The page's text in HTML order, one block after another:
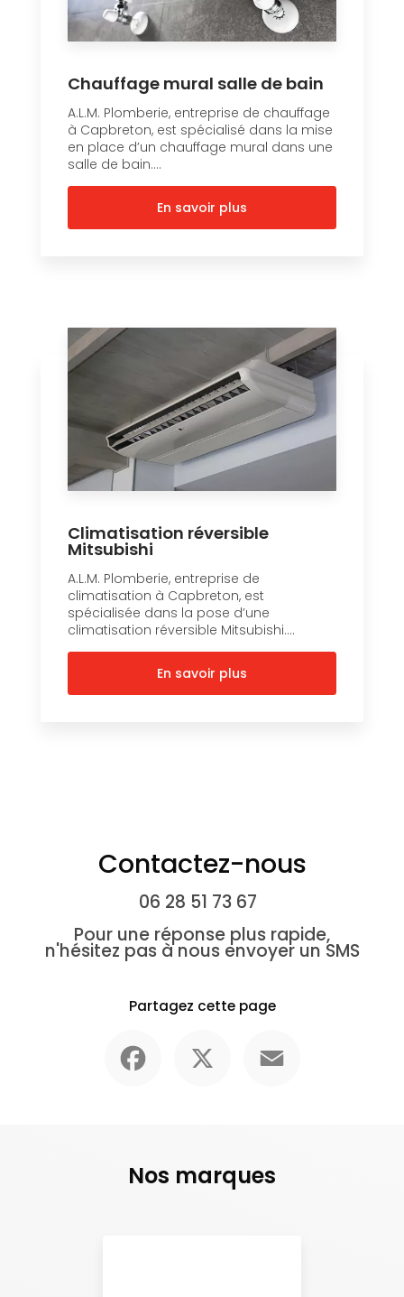
Chauffage mural salle de bain
A.L.M. Plomberie, entreprise de chauffage
à Capbreton, est spécialisé dans la mise
en place d’un chauffage mural dans une
salle de bain....
En savoir plus
Climatisation réversible
Mitsubishi
A.L.M. Plomberie, entreprise de
climatisation à Capbreton, est
spécialisée dans la pose d’une
climatisation réversible Mitsubishi....
En savoir plus
Contactez-nous
06 28 51 73 67
Pour une réponse plus rapide,
n'hésitez pas à nous envoyer un SMS
Partagez cette page
Nos marques